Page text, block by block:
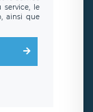
service, le
ainsi que
par
clauses de
collectées
sollicite la